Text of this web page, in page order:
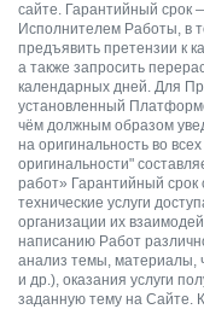
сайте. Гарантийный срок
Исполнителем Работы, в
предъявить претензии к
а также запросить
календарных дней. Для
установленный
чём должным образом
на оригинальность во
оригинальности"
работ» Гарантийный
технические услуги
организации их
написанию Работ
анализ темы, материалы,
и др.), оказания услуги
заданную тему на